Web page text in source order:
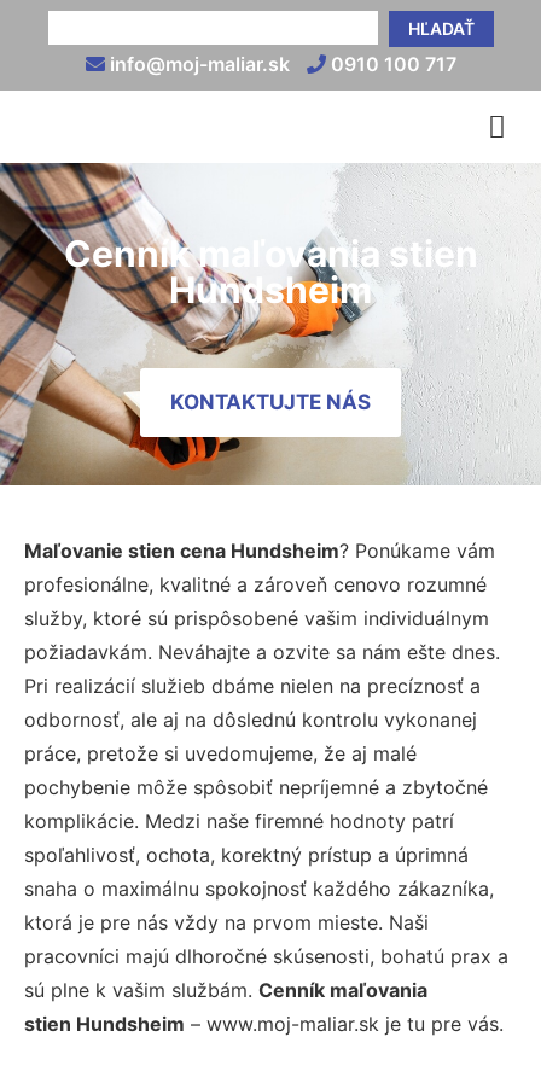
HĽADAŤ
info@moj-maliar.sk 0910 100 717
Cenník maľovania stien
Hundsheim
KONTAKTUJTE NÁS
Maľovanie stien cena Hundsheim? Ponúkame vám
profesionálne, kvalitné a zároveň cenovo rozumné
služby, ktoré sú prispôsobené vašim individuálnym
požiadavkám. Neváhajte a ozvite sa nám ešte dnes.
Pri realizácií služieb dbáme nielen na precíznosť a
odbornosť, ale aj na dôslednú kontrolu vykonanej
práce, pretože si uvedomujeme, že aj malé
pochybenie môže spôsobiť nepríjemné a zbytočné
komplikácie. Medzi naše firemné hodnoty patrí
spoľahlivosť, ochota, korektný prístup a úprimná
snaha o maximálnu spokojnosť každého zákazníka,
ktorá je pre nás vždy na prvom mieste. Naši
pracovníci majú dlhoročné skúsenosti, bohatú prax a
sú plne k vašim službám. Cenník maľovania
stien Hundsheim – www.moj-maliar.sk je tu pre vás.